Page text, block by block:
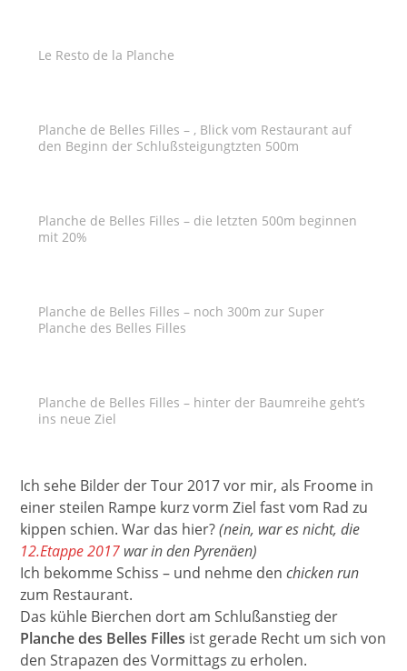
Le Resto de la Planche
Planche de Belles Filles – , Blick vom Restaurant auf
den Beginn der Schlußsteigungtzten 500m
Planche de Belles Filles – die letzten 500m beginnen
mit 20%
Planche de Belles Filles – noch 300m zur Super
Planche des Belles Filles
Planche de Belles Filles – hinter der Baumreihe geht’s
ins neue Ziel
Ich sehe Bilder der Tour 2017 vor mir, als Froome in
einer steilen Rampe kurz vorm Ziel fast vom Rad zu
kippen schien. War das hier?(nein, war es nicht, die
12.Etappe 2017 war in den Pyrenäen)
Ich bekomme Schiss – und nehme denchicken run
zum Restaurant.
Das kühle Bierchen dort am Schlußanstieg der
Planche des Belles Filles ist gerade Recht um sich von
den Strapazen des Vormittags zu erholen.